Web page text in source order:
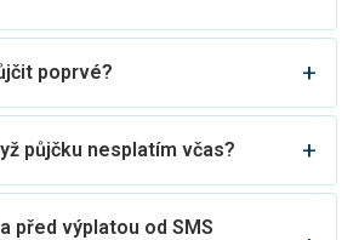
poprvé?
půjčku nesplatím včas?
před výplatou od SMS